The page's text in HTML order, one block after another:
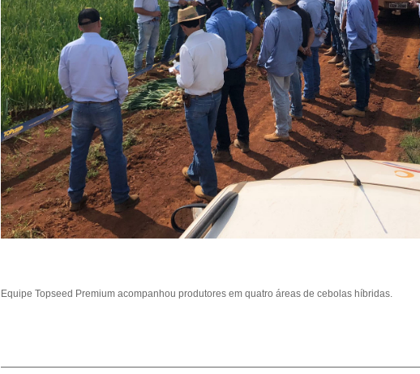
Equipe Topseed Premium acompanhou produtores em quatro áreas de cebolas híbridas.